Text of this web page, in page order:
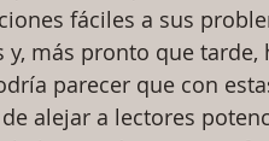
fáciles a sus
y, más pronto que
parecer que con
alejar a lectores